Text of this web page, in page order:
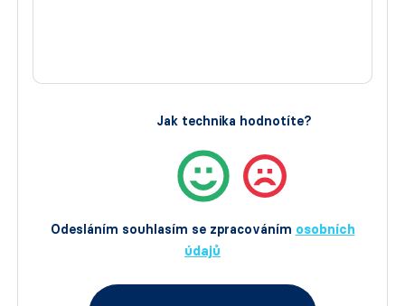
Odesláním souhlasím se zpracováním osobních
údajů
Jak technika hodnotíte?